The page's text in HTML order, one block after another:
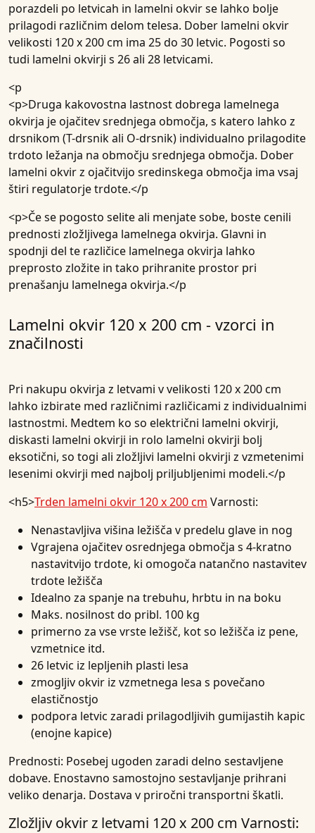
porazdeli po letvicah in lamelni okvir se lahko bolje
prilagodi različnim delom telesa. Dober lamelni okvir
velikosti 120 x 200 cm ima 25 do 30 letvic. Pogosti so
tudi lamelni okvirji s 26 ali 28 letvicami.
<p
<p>Druga kakovostna lastnost dobrega lamelnega
okvirja je ojačitev srednjega območja, s katero lahko z
drsnikom (T-drsnik ali O-drsnik) individualno prilagodite
trdoto ležanja na območju srednjega območja. Dober
lamelni okvir z ojačitvijo sredinskega območja ima vsaj
štiri regulatorje trdote.</p
<p>Če se pogosto selite ali menjate sobe, boste cenili
prednosti zložljivega lamelnega okvirja. Glavni in
spodnji del te različice lamelnega okvirja lahko
preprosto zložite in tako prihranite prostor pri
prenašanju lamelnega okvirja.</p
Lamelni okvir 120 x 200 cm - vzorci in
značilnosti
Pri nakupu okvirja z letvami v velikosti 120 x 200 cm
lahko izbirate med različnimi različicami z individualnimi
lastnostmi. Medtem ko so električni lamelni okvirji,
diskasti lamelni okvirji in rolo lamelni okvirji bolj
eksotični, so togi ali zložljivi lamelni okvirji z vzmetenimi
lesenimi okvirji med najbolj priljubljenimi modeli.</p
<h5>Trden lamelni okvir 120 x 200 cm Varnosti:
Nenastavljiva višina ležišča v predelu glave in nog
Vgrajena ojačitev osrednjega območja s 4-kratno
nastavitvijo trdote, ki omogoča natančno nastavitev
trdote ležišča
Idealno za spanje na trebuhu, hrbtu in na boku
Maks. nosilnost do pribl. 100 kg
primerno za vse vrste ležišč, kot so ležišča iz pene,
vzmetnice itd.
26 letvic iz lepljenih plasti lesa
zmogljiv okvir iz vzmetnega lesa s povečano
elastičnostjo
podpora letvic zaradi prilagodljivih gumijastih kapic
(enojne kapice)
Prednosti: Posebej ugoden zaradi delno sestavljene
dobave. Enostavno samostojno sestavljanje prihrani
veliko denarja. Dostava v priročni transportni škatli.
Zložljiv okvir z letvami 120 x 200 cm Varnosti: